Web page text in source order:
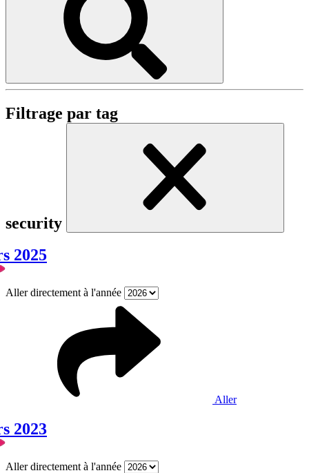
Filtrage par tag
security
2025
Aller directement à l'année
Aller
2023
Aller directement à l'année